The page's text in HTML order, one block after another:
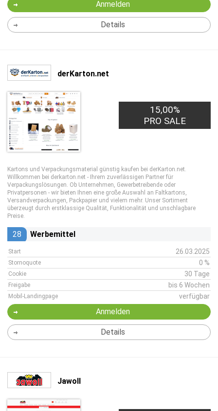
Anmelden
Details
derKarton.net
15,00%
PRO SALE
Kartons und Verpackungsmaterial günstig kaufen bei derKarton.net.
Willkommen bei derkarton.net - Ihrem zuverlässigen Partner für
Verpackungslösungen. Ob Unternehmen, Gewerbetreibende oder
Privatpersonen - wir bieten Ihnen eine große Auswahl an Faltkartons,
Versandverpackungen, Packpapier und vielem mehr. Unser Sortiment
überzeugt durch erstklassige Qualität, Funktionalität und unschlagbare
Preise.
28 Werbemittel
Start 26.03.2025
Stornoquote 0 %
Cookie 30 Tage
Freigabe bis 6 Wochen
Mobil-Landingpage verfügbar
Anmelden
Details
Jawoll